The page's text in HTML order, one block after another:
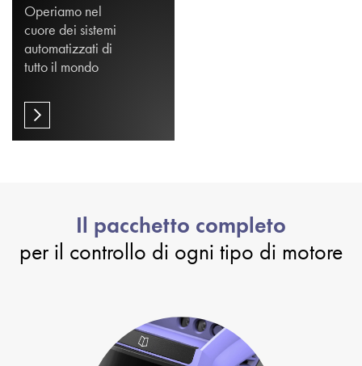
Operiamo nel
cuore dei sistemi
automatizzati di
tutto il mondo
Il pacchetto completo
per il controllo di ogni tipo di motore